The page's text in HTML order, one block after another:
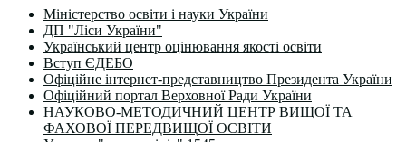
Міністерство освіти і науки України
ДП "Ліси України"
Український центр оцінювання якості освіти
Вступ ЄДЕБО
Офіційне інтернет-представництво Президента України
Офіційний портал Верховної Ради України
НАУКОВО-МЕТОДИЧНИЙ ЦЕНТР ВИЩОЇ ТА
ФАХОВОЇ ПЕРЕДВИЩОЇ ОСВІТИ